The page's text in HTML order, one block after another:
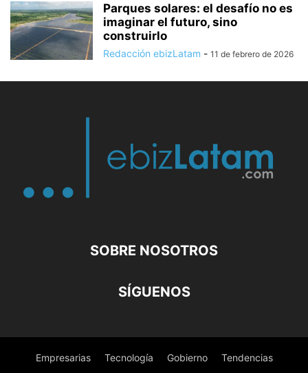
Parques solares: el desafío no es
imaginar el futuro, sino
construirlo
Redacción ebizLatam - 11 de febrero de 2026
SOBRE NOSOTROS
SÍGUENOS
Empresarias Tecnología Gobierno Tendencias